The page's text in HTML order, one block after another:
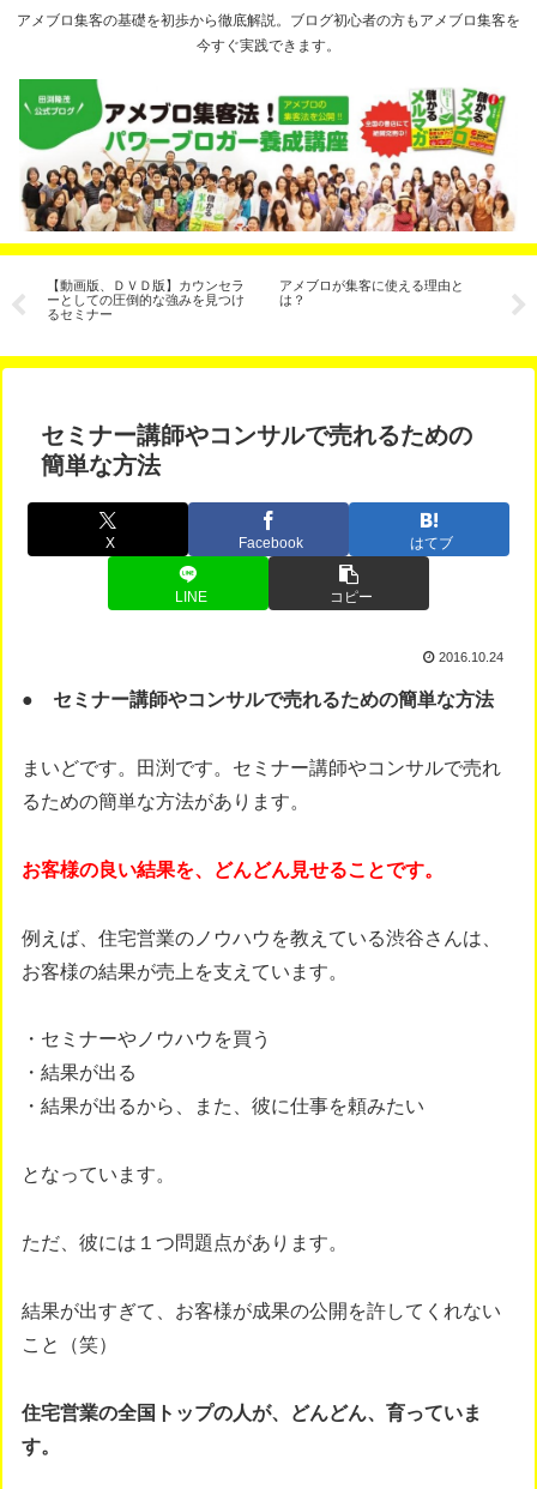
アメブロ集客の基礎を初歩から徹底解説。ブログ初心者の方もアメブロ集客を
今すぐ実践できます。
【動画版、ＤＶＤ版】カウンセラ
ーとしての圧倒的な強みを見つけ
るセミナー
アメブロが集客に使える理由と
は？
ー
セミナー講師やコンサルで売れるための
簡単な方法
X Facebook はてブ
LINE コピー
2016.10.24
● セミナー講師やコンサルで売れるための簡単な方法
まいどです。田渕です。セミナー講師やコンサルで売れ
るための簡単な方法があります。
お客様の良い結果を、どんどん見せることです。
例えば、住宅営業のノウハウを教えている渋谷さんは、
お客様の結果が売上を支えています。
・セミナーやノウハウを買う
・結果が出る
・結果が出るから、また、彼に仕事を頼みたい
となっています。
ただ、彼には１つ問題点があります。
結果が出すぎて、お客様が成果の公開を許してくれない
こと（笑）
住宅営業の全国トップの人が、どんどん、育っていま
す。